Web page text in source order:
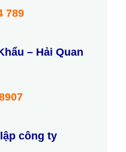
789
– Hải Quan
công ty